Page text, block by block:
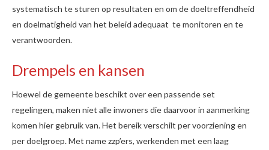
systematisch te sturen op resultaten en om de doeltreffendheid
en doelmatigheid van het beleid adequaat te monitoren en te
verantwoorden.
Drempels en kansen
Hoewel de gemeente beschikt over een passende set
regelingen, maken niet alle inwoners die daarvoor in aanmerking
komen hier gebruik van. Het bereik verschilt per voorziening en
per doelgroep. Met name zzp’ers, werkenden met een laag